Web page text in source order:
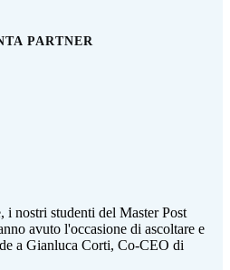
PARTNER
i nostri studenti del Master Post
avuto l'occasione di ascoltare e
a Gianluca Corti, Co-CEO di